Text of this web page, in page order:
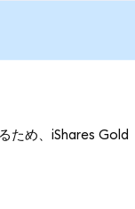
ため、iShares Gold